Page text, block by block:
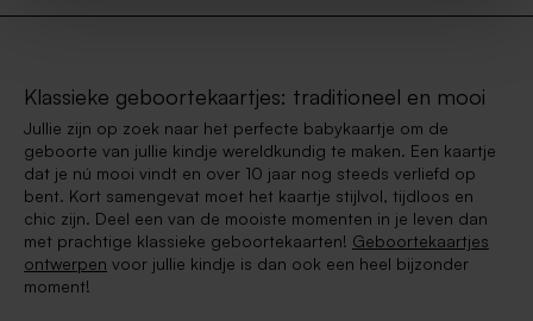
Klassieke geboortekaartjes: traditioneel en mooi
Jullie zijn op zoek naar het perfecte babykaartje om de
geboorte van jullie kindje wereldkundig te maken. Een kaartje
dat je nú mooi vindt en over 10 jaar nog steeds verliefd op
bent. Kort samengevat moet het kaartje stijlvol, tijdloos en
chic zijn. Deel een van de mooiste momenten in je leven dan
met prachtige klassieke geboortekaarten! Geboortekaartjes
ontwerpen voor jullie kindje is dan ook een heel bijzonder
moment!